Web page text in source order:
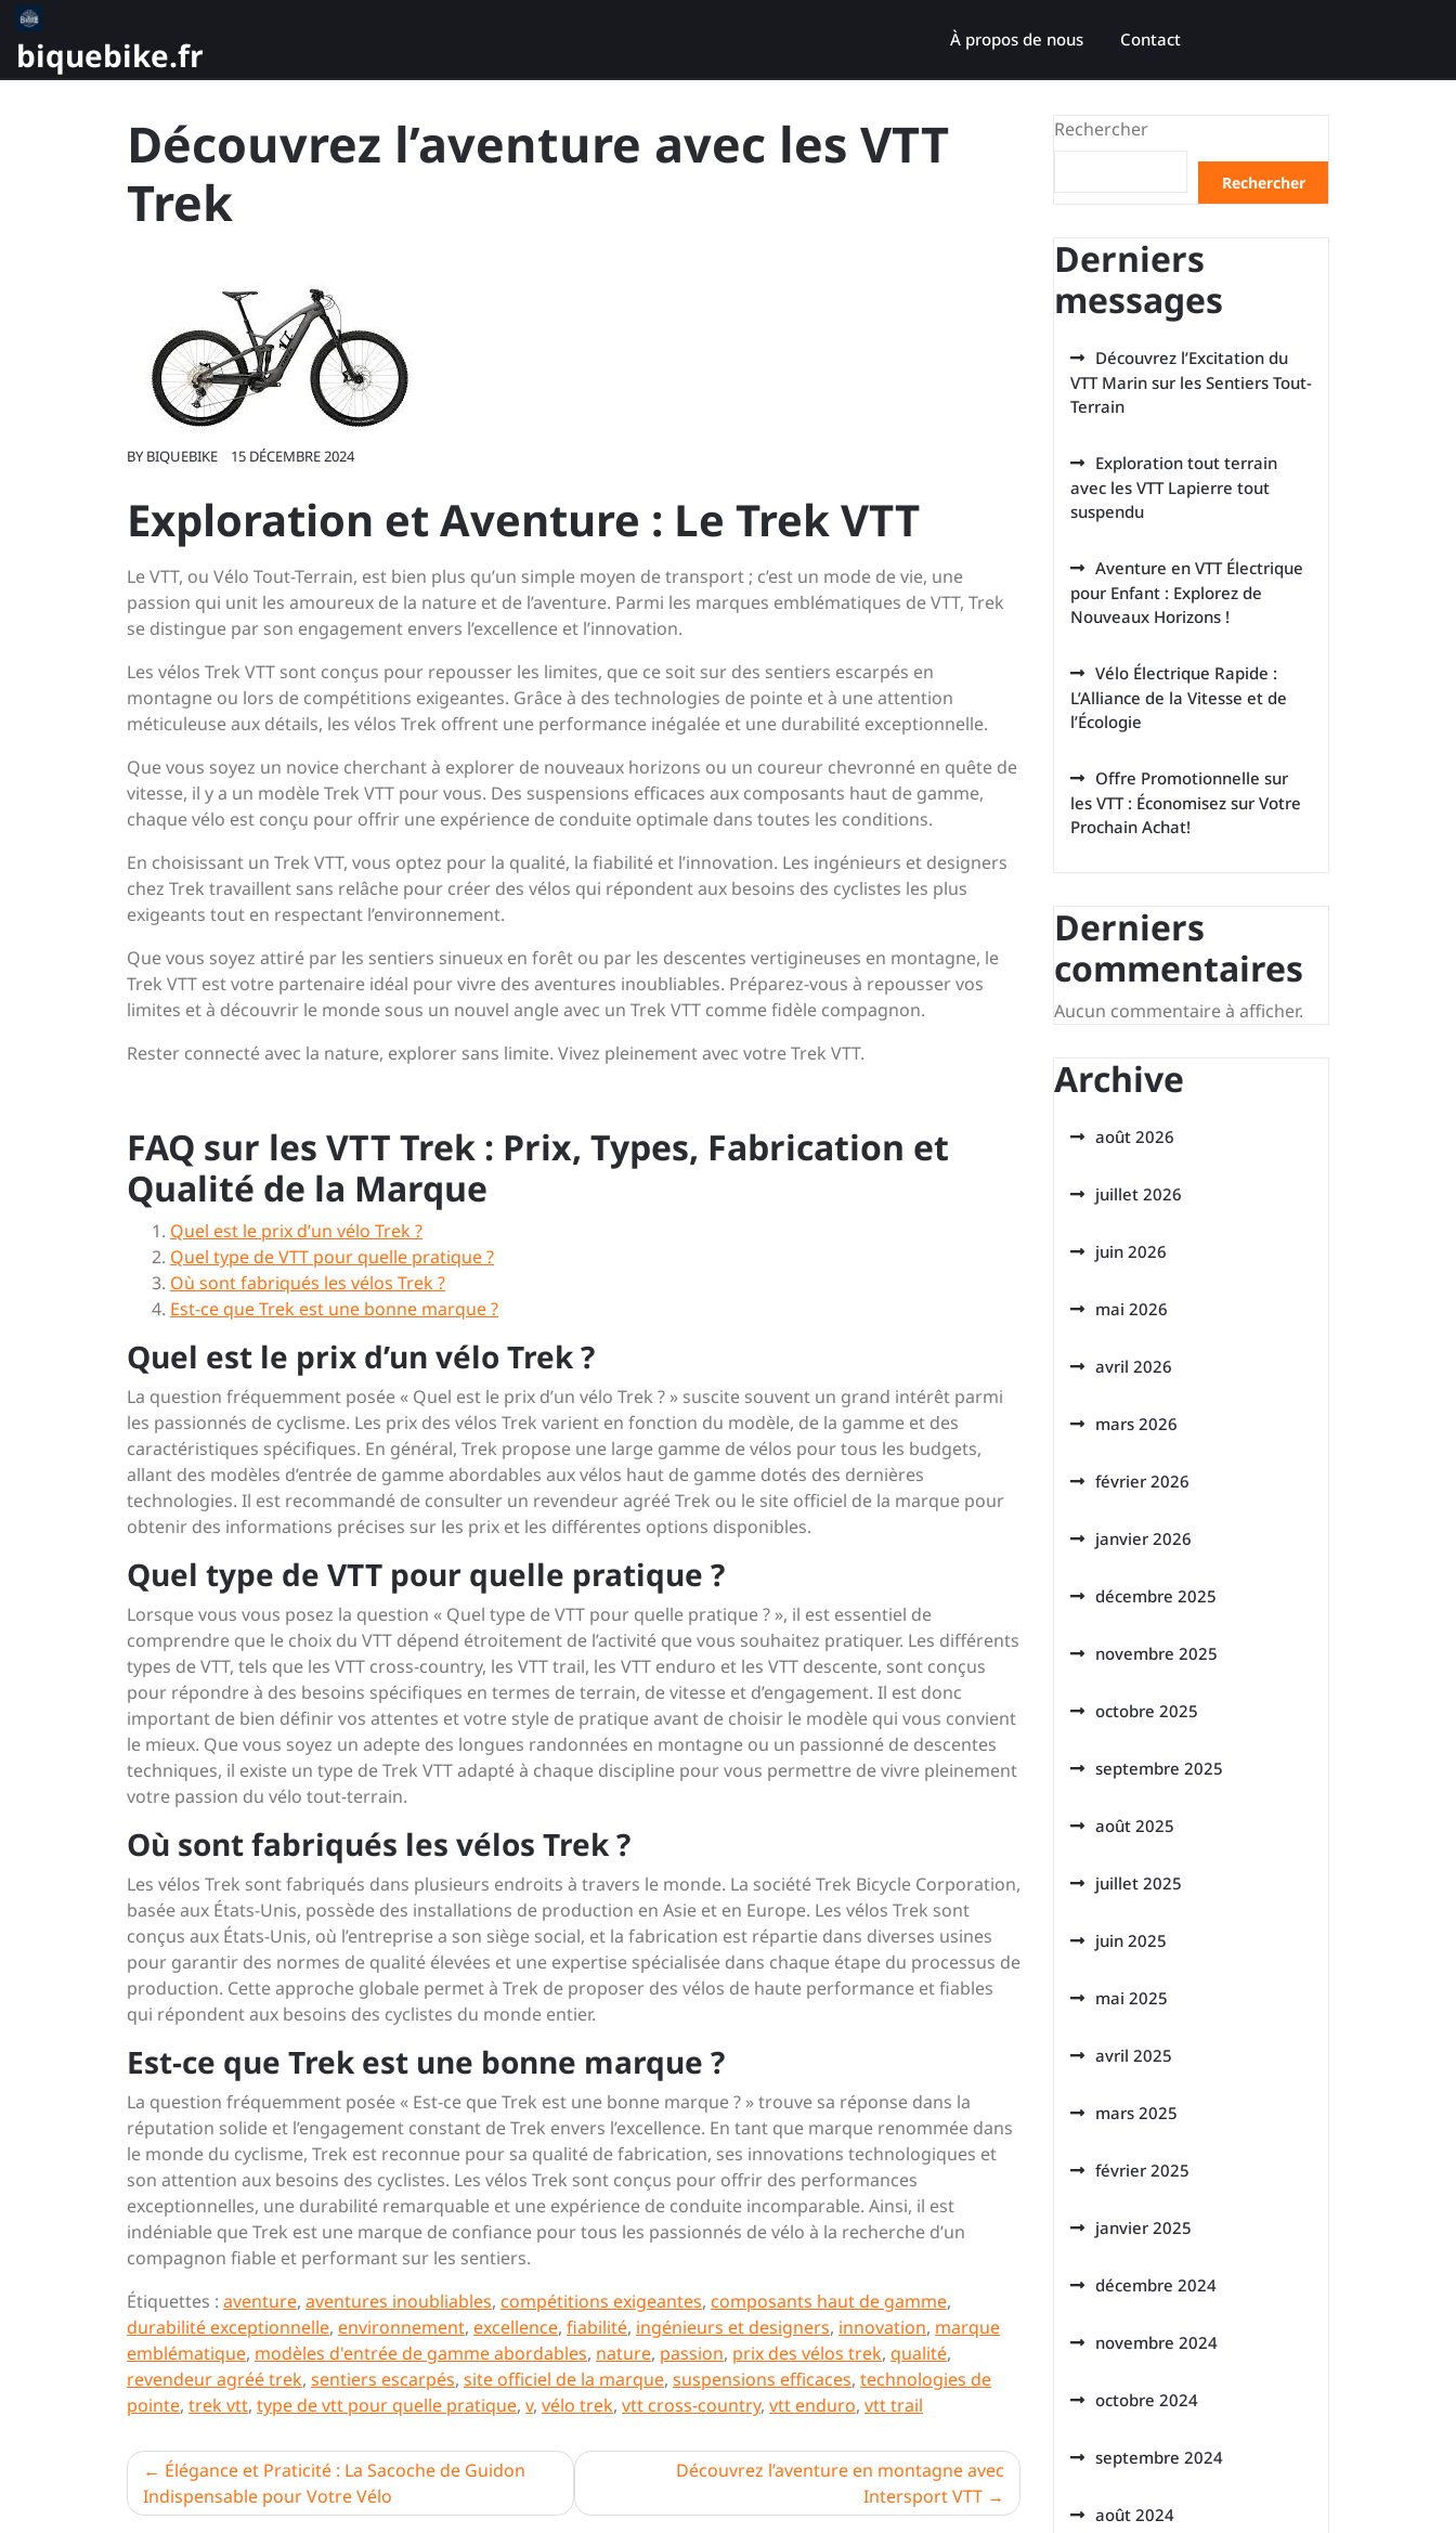
Skip
content
biquebike.fr À propos de nous Contact
Découvrez l’aventure avec les VTT
Trek
BY BIQUEBIKE 15 DÉCEMBRE 2024
Exploration et Aventure : Le Trek VTT
Le VTT, ou Vélo Tout-Terrain, est bien plus qu’un simple moyen de transport ; c’est un mode de vie, une
passion qui unit les amoureux de la nature et de l’aventure. Parmi les marques emblématiques de VTT, Trek
se distingue par son engagement envers l’excellence et l’innovation.
Les vélos Trek VTT sont conçus pour repousser les limites, que ce soit sur des sentiers escarpés en
montagne ou lors de compétitions exigeantes. Grâce à des technologies de pointe et à une attention
méticuleuse aux détails, les vélos Trek offrent une performance inégalée et une durabilité exceptionnelle.
Que vous soyez un novice cherchant à explorer de nouveaux horizons ou un coureur chevronné en quête de
vitesse, il y a un modèle Trek VTT pour vous. Des suspensions efficaces aux composants haut de gamme,
chaque vélo est conçu pour offrir une expérience de conduite optimale dans toutes les conditions.
En choisissant un Trek VTT, vous optez pour la qualité, la fiabilité et l’innovation. Les ingénieurs et designers
chez Trek travaillent sans relâche pour créer des vélos qui répondent aux besoins des cyclistes les plus
exigeants tout en respectant l’environnement.
Que vous soyez attiré par les sentiers sinueux en forêt ou par les descentes vertigineuses en montagne, le
Trek VTT est votre partenaire idéal pour vivre des aventures inoubliables. Préparez-vous à repousser vos
limites et à découvrir le monde sous un nouvel angle avec un Trek VTT comme fidèle compagnon.
Rester connecté avec la nature, explorer sans limite. Vivez pleinement avec votre Trek VTT.
FAQ sur les VTT Trek : Prix, Types, Fabrication et
Qualité de la Marque
Quel est le prix d’un vélo Trek ?
Quel type de VTT pour quelle pratique ?
Où sont fabriqués les vélos Trek ?
Est-ce que Trek est une bonne marque ?
Quel est le prix d’un vélo Trek ?
La question fréquemment posée « Quel est le prix d’un vélo Trek ? » suscite souvent un grand intérêt parmi
les passionnés de cyclisme. Les prix des vélos Trek varient en fonction du modèle, de la gamme et des
caractéristiques spécifiques. En général, Trek propose une large gamme de vélos pour tous les budgets,
allant des modèles d’entrée de gamme abordables aux vélos haut de gamme dotés des dernières
technologies. Il est recommandé de consulter un revendeur agréé Trek ou le site officiel de la marque pour
obtenir des informations précises sur les prix et les différentes options disponibles.
Quel type de VTT pour quelle pratique ?
Lorsque vous vous posez la question « Quel type de VTT pour quelle pratique ? », il est essentiel de
comprendre que le choix du VTT dépend étroitement de l’activité que vous souhaitez pratiquer. Les différents
types de VTT, tels que les VTT cross-country, les VTT trail, les VTT enduro et les VTT descente, sont conçus
pour répondre à des besoins spécifiques en termes de terrain, de vitesse et d’engagement. Il est donc
important de bien définir vos attentes et votre style de pratique avant de choisir le modèle qui vous convient
le mieux. Que vous soyez un adepte des longues randonnées en montagne ou un passionné de descentes
techniques, il existe un type de Trek VTT adapté à chaque discipline pour vous permettre de vivre pleinement
votre passion du vélo tout-terrain.
Où sont fabriqués les vélos Trek ?
Les vélos Trek sont fabriqués dans plusieurs endroits à travers le monde. La société Trek Bicycle Corporation,
basée aux États-Unis, possède des installations de production en Asie et en Europe. Les vélos Trek sont
conçus aux États-Unis, où l’entreprise a son siège social, et la fabrication est répartie dans diverses usines
pour garantir des normes de qualité élevées et une expertise spécialisée dans chaque étape du processus de
production. Cette approche globale permet à Trek de proposer des vélos de haute performance et fiables
qui répondent aux besoins des cyclistes du monde entier.
Est-ce que Trek est une bonne marque ?
La question fréquemment posée « Est-ce que Trek est une bonne marque ? » trouve sa réponse dans la
réputation solide et l’engagement constant de Trek envers l’excellence. En tant que marque renommée dans
le monde du cyclisme, Trek est reconnue pour sa qualité de fabrication, ses innovations technologiques et
son attention aux besoins des cyclistes. Les vélos Trek sont conçus pour offrir des performances
exceptionnelles, une durabilité remarquable et une expérience de conduite incomparable. Ainsi, il est
indéniable que Trek est une marque de confiance pour tous les passionnés de vélo à la recherche d’un
compagnon fiable et performant sur les sentiers.
Étiquettes : aventure, aventures inoubliables, compétitions exigeantes, composants haut de gamme,
durabilité exceptionnelle, environnement, excellence, fiabilité, ingénieurs et designers, innovation, marque
emblématique, modèles d'entrée de gamme abordables, nature, passion, prix des vélos trek, qualité,
revendeur agréé trek, sentiers escarpés, site officiel de la marque, suspensions efficaces, technologies de
pointe, trek vtt, type de vtt pour quelle pratique, v, vélo trek, vtt cross-country, vtt enduro, vtt trail
Navigation
de
Élégance et Praticité : La Sacoche de Guidon
Indispensable pour Votre Vélo
Découvrez l’aventure en montagne avec
Intersport VTT
Rechercher
Rechercher
Derniers
messages
Découvrez l’Excitation du
VTT Marin sur les Sentiers Tout-
Terrain
Exploration tout terrain
avec les VTT Lapierre tout
suspendu
Aventure en VTT Électrique
pour Enfant : Explorez de
Nouveaux Horizons !
Vélo Électrique Rapide :
L’Alliance de la Vitesse et de
l’Écologie
Offre Promotionnelle sur
les VTT : Économisez sur Votre
Prochain Achat!
Derniers
commentaires
Aucun commentaire à afficher.
Archive
août 2026
juillet 2026
juin 2026
mai 2026
avril 2026
mars 2026
février 2026
janvier 2026
décembre 2025
novembre 2025
octobre 2025
septembre 2025
août 2025
juillet 2025
juin 2025
mai 2025
avril 2025
mars 2025
février 2025
janvier 2025
décembre 2024
novembre 2024
octobre 2024
septembre 2024
août 2024